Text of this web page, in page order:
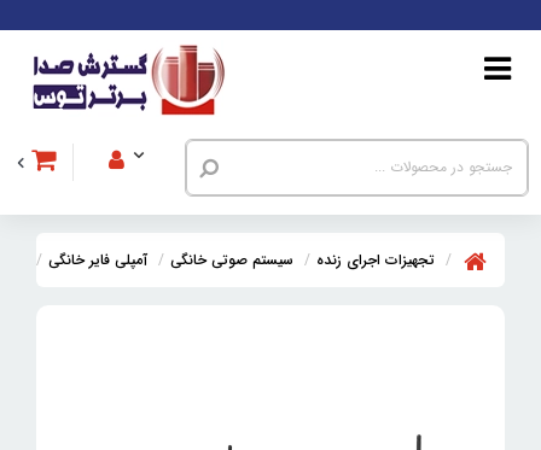
تجهیزات اجرای زنده سیستم صوتی خانگی آمپلی فایر خانگی